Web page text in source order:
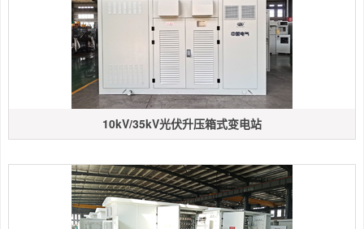
10kV/35kV光伏升压箱式变电站